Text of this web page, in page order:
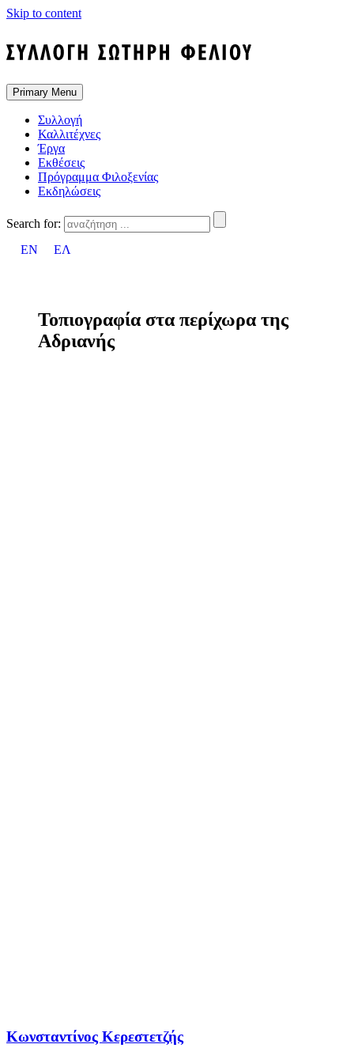
Skip to content
Primary Menu
Συλλογή
Καλλιτέχνες
Έργα
Εκθέσεις
Πρόγραμμα Φιλοξενίας
Εκδηλώσεις
Search for:
EN
ΕΛ
Τοπιογραφία στα περίχωρα της
Αδριανής
Κωνσταντίνος Κερεστετζής